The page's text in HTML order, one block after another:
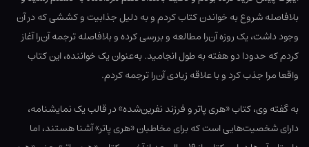
بلافاصله شروع به خواندن کتاب کردم و به دلیل جذابیت و کششی که در آن
وجود داشت، یک روزه آن‌را مطالعه و بررسی کرده و بلافاصله ترجمه آن‌را آغاز
کردم که حدودا دو هفته به طول انجامید. به‌عنوان یک خواننده، این کتاب
واقعا مرا جذب کرد و با علاقه زیادی آن‌را ترجمه کردم.
به گفته وی، کتاب «هری پاتر و فرزند نفرین‌شده» در قالب یک نمایشنامه،
دارای شخصیت‌هایی است که برای مخاطبان «هری پاتر» آشنا هستند، اما